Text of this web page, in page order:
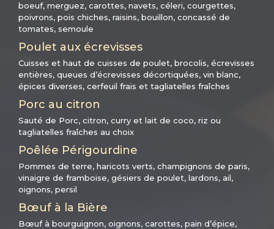
boeuf, merguez, carottes, navets, céleri, courgettes,
poivrons, pois chiches, raisins, bouillon, concassé de
tomates, semoule
Poulet aux écrevisses
Cuisses et haut de cuisses de poulet, brocolis, écrevisses
entières, queues d’écrevisses décortiquées, vin blanc,
épices diverses, cerfeuil frais et tagliatelles fraîches
Porc au citron
Sauté de Porc, citron, curry et lait de coco, riz ou
tagliatelles fraîches au choix
Poêlée Périgourdine
Pommes de terre, haricots verts, champignons de paris,
vinaigre de framboise, gésiers de poulet, lardons, ail,
oignons, persil
Bœuf à la Bière
Bœuf à bourguignon, oignons, carottes, pain d’épice,